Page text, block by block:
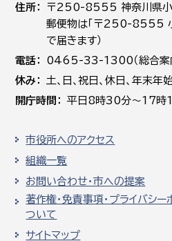
住所
〒250-8555 神奈川県小
郵便物は「〒250-8555
で届きます）
電話
0465-33-1300（総合案
休み
土､日､祝日、休日、年末
開庁時間
平日8時30分～17時
市役所へのアクセス
組織一覧
お問い合わせ・市への提案
著作権・免責事項・プライバシー
ついて
サイトマップ